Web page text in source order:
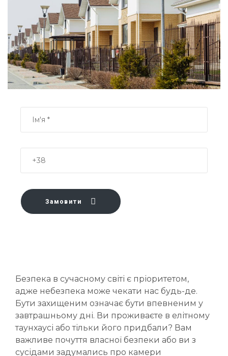
Замовити
Безпека в сучасному світі є пріоритетом,
адже небезпека може чекати нас будь-де.
Бути захищеним означає бути впевненим у
завтрашньому дні. Ви проживаєте в елітному
таунхаусі або тільки його придбали? Вам
важливе почуття власної безпеки або ви з
сусідами задумались про камери